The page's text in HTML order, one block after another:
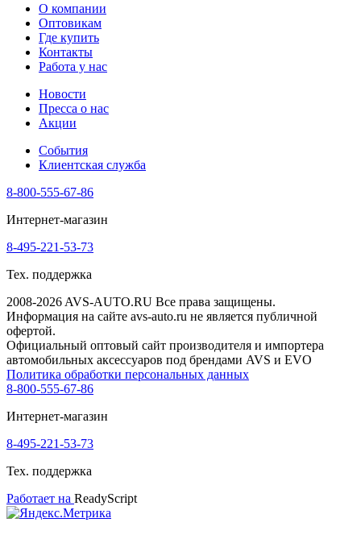
О компании
Оптовикам
Где купить
Контакты
Работа у нас
Новости
Пресса о нас
Акции
События
Клиентская служба
8-800-555-67-86
Интернет-магазин
8-495-221-53-73
Тех. поддержка
2008-2026 AVS-AUTO.RU Все права защищены.
Информация на сайте avs-auto.ru не является публичной
офертой.
Официальный оптовый сайт производителя и импортера
автомобильных аксессуаров под брендами AVS и EVO
Политика обработки персональных данных
8-800-555-67-86
Интернет-магазин
8-495-221-53-73
Тех. поддержка
Работает на ReadyScript